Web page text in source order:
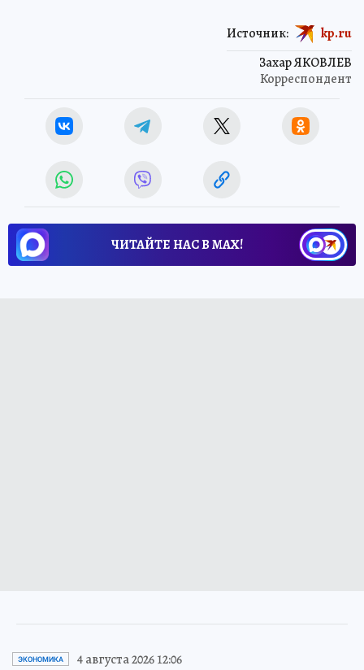
Захар ЯКОВЛЕВ
Корреспондент
Источник: kp.ru
ЧИТАЙТЕ НАС В МАХ!
ЭКОНОМИКА 4 августа 2026 12:06